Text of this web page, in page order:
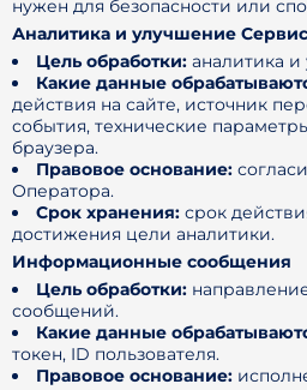
нужен для безопасности или
Аналитика и улучшение
Цель обработки: аналитика
Какие данные
действия на сайте, источник
события, технические
браузера.
Правовое основание:
Оператора.
Срок хранения: срок
достижения цели аналитики.
Информационные сообщения
Цель обработки:
сообщений.
Какие данные
токен, ID пользователя.
Правовое основание: